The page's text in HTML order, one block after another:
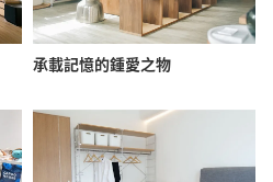
承載記憶的鍾愛之物